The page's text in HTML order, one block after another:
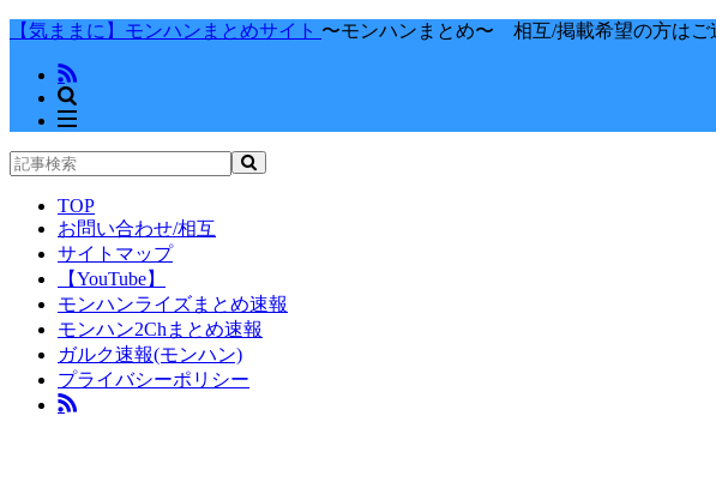
【気ままに】モンハンまとめサイト 〜モンハンまとめ〜 相互/掲載希望の方はご
TOP
お問い合わせ/相互
サイトマップ
【YouTube】
モンハンライズまとめ速報
モンハン2Chまとめ速報
ガルク速報(モンハン)
プライバシーポリシー